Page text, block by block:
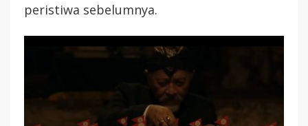
peristiwa sebelumnya.